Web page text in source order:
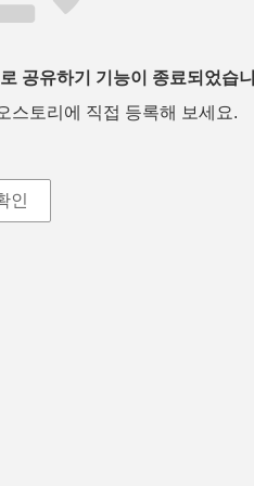
공유하기 기능이 종료되었습
스토리에 직접 등록해 보세요.
인